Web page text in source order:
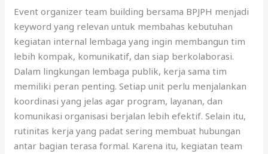
Event organizer team building bersama BPJPH menjadi
keyword yang relevan untuk membahas kebutuhan
kegiatan internal lembaga yang ingin membangun tim
lebih kompak, komunikatif, dan siap berkolaborasi.
Dalam lingkungan lembaga publik, kerja sama tim
memiliki peran penting. Setiap unit perlu menjalankan
koordinasi yang jelas agar program, layanan, dan
komunikasi organisasi berjalan lebih efektif. Selain itu,
rutinitas kerja yang padat sering membuat hubungan
antar bagian terasa formal. Karena itu, kegiatan team